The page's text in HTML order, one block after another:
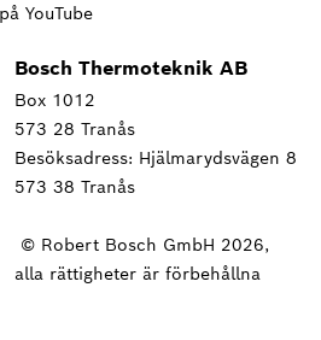
YouTube
Bosch Thermoteknik AB
Box 1012
573 28 Tranås
Besöksadress: Hjälmarydsvägen 8
573 38 Tranås
© Robert Bosch GmbH 2026,
alla rättigheter är förbehållna